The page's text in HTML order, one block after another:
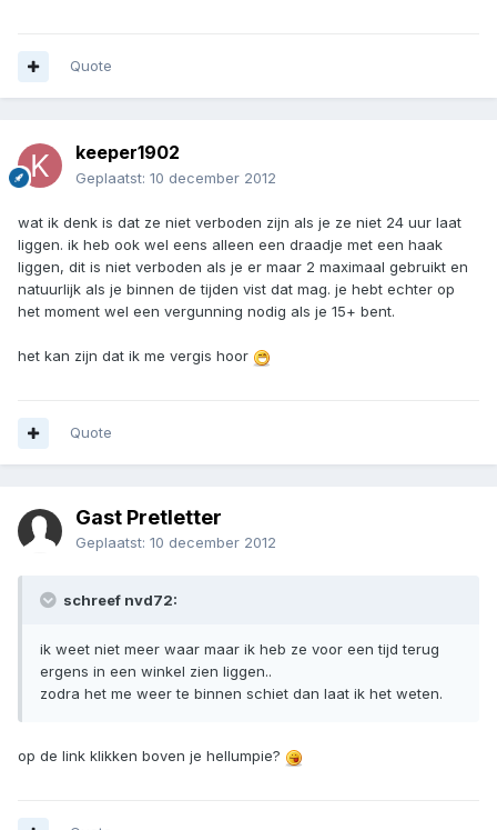
Quote
keeper1902
Geplaatst: 10 december 2012
wat ik denk is dat ze niet verboden zijn als je ze niet 24 uur laat
liggen. ik heb ook wel eens alleen een draadje met een haak
liggen, dit is niet verboden als je er maar 2 maximaal gebruikt en
natuurlijk als je binnen de tijden vist dat mag. je hebt echter op
het moment wel een vergunning nodig als je 15+ bent.
het kan zijn dat ik me vergis hoor
Quote
Gast Pretletter
Geplaatst: 10 december 2012
schreef nvd72:
ik weet niet meer waar maar ik heb ze voor een tijd terug
ergens in een winkel zien liggen..
zodra het me weer te binnen schiet dan laat ik het weten.
op de link klikken boven je hellumpie?